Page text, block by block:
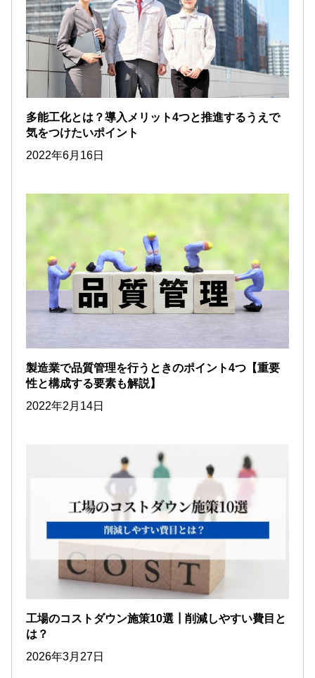
多能工化とは？導入メリット4つと推進するうえで
気をつけたいポイント
2022年6月16日
製造業で品質管理を行うときのポイント4つ【重要
性と構成する要素も解説】
2022年2月14日
工場のコストダウン施策10選┃削減しやすい費目と
は？
2026年3月27日